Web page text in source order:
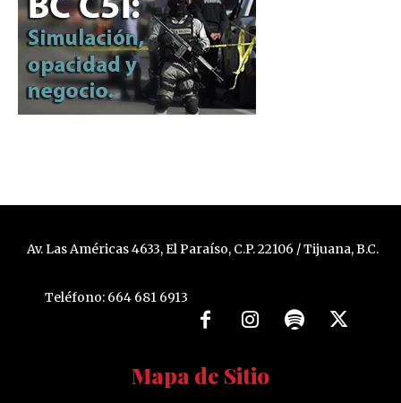
Av. Las Américas 4633, El Paraíso, C.P. 22106 / Tijuana, B.C.
Teléfono: 664 681 6913
Mapa de Sitio